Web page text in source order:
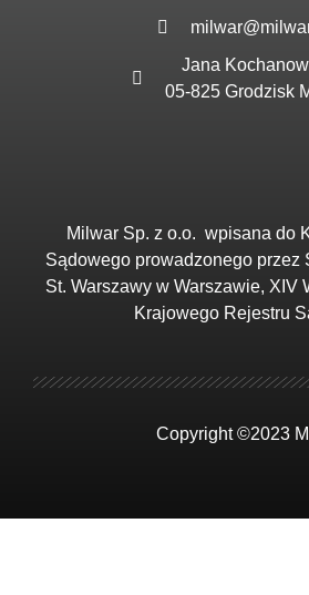
Jana
05-825 Grodzisk
Milwar Sp. z o.o. wpisana do
Sądowego prowadzonego przez
St. Warszawy w Warszawie, XIV
Krajowego Rejestru
Copyright ©2023